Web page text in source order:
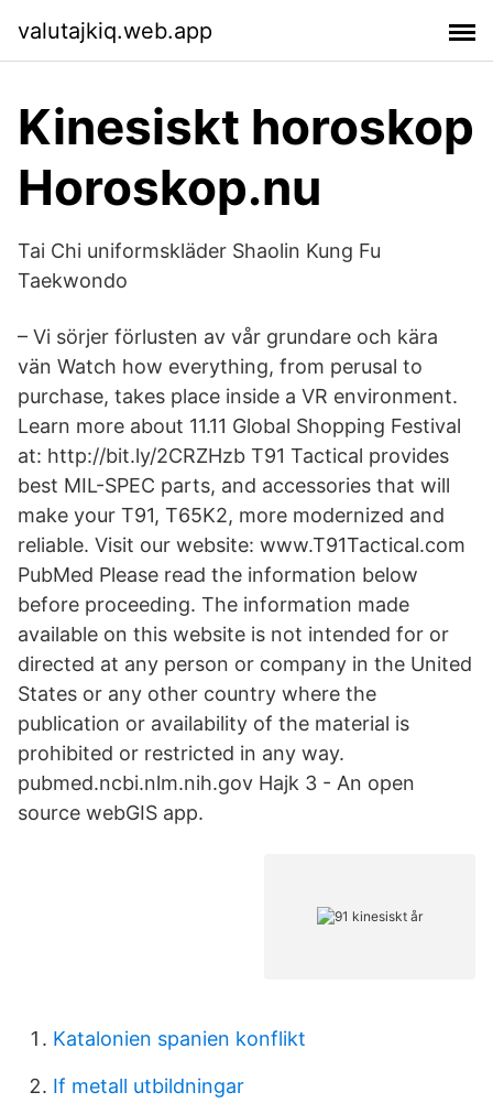
valutajkiq.web.app
Kinesiskt horoskop
Horoskop.nu
Tai Chi uniformskläder Shaolin Kung Fu
Taekwondo
– Vi sörjer förlusten av vår grundare och kära
vän Watch how everything, from perusal to
purchase, takes place inside a VR environment.
Learn more about 11.11 Global Shopping Festival
at: http://bit.ly/2CRZHzb T91 Tactical provides
best MIL-SPEC parts, and accessories that will
make your T91, T65K2, more modernized and
reliable. Visit our website: www.T91Tactical.com
PubMed Please read the information below
before proceeding. The information made
available on this website is not intended for or
directed at any person or company in the United
States or any other country where the
publication or availability of the material is
prohibited or restricted in any way.
pubmed.ncbi.nlm.nih.gov Hajk 3 - An open
source webGIS app.
Katalonien spanien konflikt
If metall utbildningar